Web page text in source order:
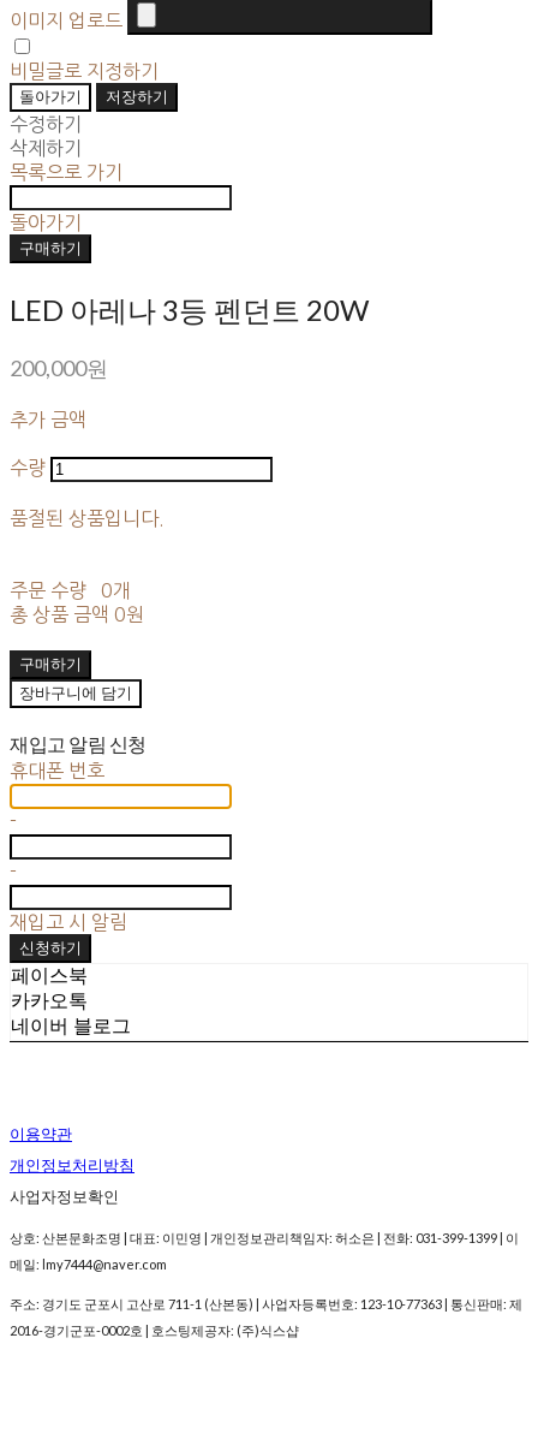
이미지 업로드
비밀글로 지정하기
돌아가기
저장하기
수정하기
삭제하기
목록으로 가기
돌아가기
구매하기
LED 아레나 3등 펜던트 20W
200,000원
추가 금액
수량
품절된 상품입니다.
주문 수량
0개
총 상품 금액 0원
구매하기
장바구니에 담기
재입고 알림 신청
휴대폰 번호
-
-
재입고 시 알림
신청하기
페이스북
카카오톡
네이버 블로그
이용약관
개인정보처리방침
사업자정보확인
상호: 산본문화조명 | 대표: 이민영 | 개인정보관리책임자: 허소은 | 전화: 031-399-1399 | 이
메일: lmy7444@naver.com
주소: 경기도 군포시 고산로 711-1 (산본동) | 사업자등록번호: 123-10-77363 | 통신판매: 제
2016-경기군포-0002호 | 호스팅제공자: (주)식스샵